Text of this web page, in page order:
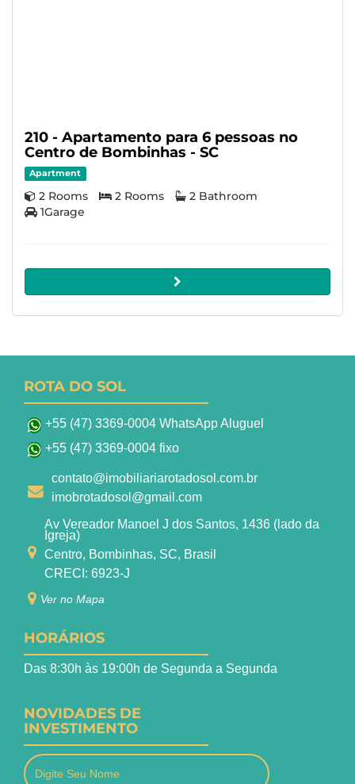
210 - Apartamento para 6 pessoas no
Centro de Bombinhas - SC
Apartment
2 Rooms 2 Rooms
2 Bathroom
1Garage
ROTA DO SOL
+55 (47) 3369-0004 WhatsApp Aluguel
+55 (47) 3369-0004 fixo
contato@imobiliariarotadosol.com.br
imobrotadosol@gmail.com
Av Vereador Manoel J dos Santos, 1436 (lado da
Igreja)
Centro, Bombinhas, SC, Brasil
CRECI: 6923-J
Ver no Mapa
HORÁRIOS
Das 8:30h às 19:00h de Segunda a Segunda
NOVIDADES DE
INVESTIMENTO